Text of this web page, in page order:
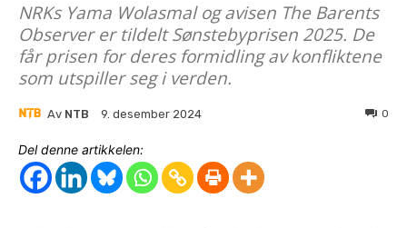
NRKs Yama Wolasmal og avisen The Barents
Observer er tildelt Sønstebyprisen 2025. De
får prisen for deres formidling av konfliktene
som utspiller seg i verden.
Av NTB 9. desember 2024 0
Del denne artikkelen: